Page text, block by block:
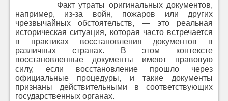
Факт утраты оригинальных документов,
например, из-за войн, пожаров или других
чрезвычайных обстоятельств, — это реальная
историческая ситуация, которая часто встречается
в практиках восстановления документов в
различных странах. В этом контексте
восстановленные документы имеют правовую
силу, если восстановление прошло через
официальные процедуры, и такие документы
признаны действительными в соответствующих
государственных органах.